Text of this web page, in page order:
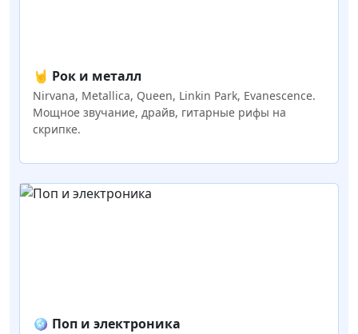
🤘 Рок и металл
Nirvana, Metallica, Queen, Linkin Park, Evanescence.
Мощное звучание, драйв, гитарные рифы на
скрипке.
🪩 Поп и электроника